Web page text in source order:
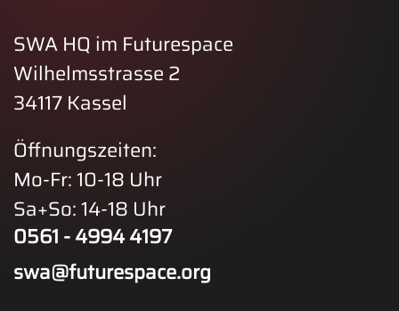
SWA HQ im Futurespace
Wilhelmsstrasse 2
34117 Kassel
Öffnungszeiten:
Mo-Fr: 10-18 Uhr
Sa+So: 14-18 Uhr
0561 - 4994 4197
swa@futurespace.org